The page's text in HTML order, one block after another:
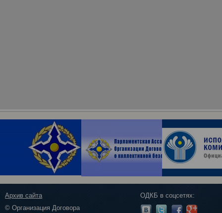
Архив сайта
© Организация Договора
ОДКБ в соцсетях: